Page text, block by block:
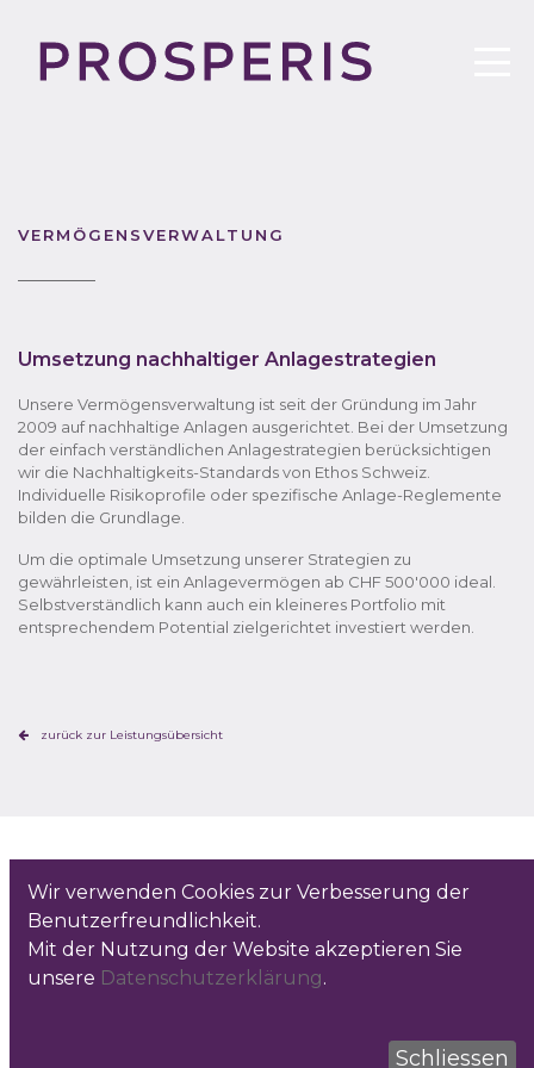
VERMÖGENSVERWALTUNG
Umsetzung nachhaltiger Anlagestrategien
Unsere Vermögensverwaltung ist seit der Gründung im Jahr
2009 auf nachhaltige Anlagen ausgerichtet. Bei der Umsetzung
der einfach verständlichen Anlagestrategien berücksichtigen
wir die Nachhaltigkeits-Standards von Ethos Schweiz.
Individuelle Risikoprofile oder spezifische Anlage-Reglemente
bilden die Grundlage.
Um die optimale Umsetzung unserer Strategien zu
gewährleisten, ist ein Anlagevermögen ab CHF 500'000 ideal.
Selbstverständlich kann auch ein kleineres Portfolio mit
entsprechendem Potential zielgerichtet investiert werden.
zurück zur Leistungsübersicht
Wir verwenden Cookies zur Verbesserung der
Benutzerfreundlichkeit.
Mit der Nutzung der Website akzeptieren Sie
unsere Datenschutzerklärung.
Schliessen